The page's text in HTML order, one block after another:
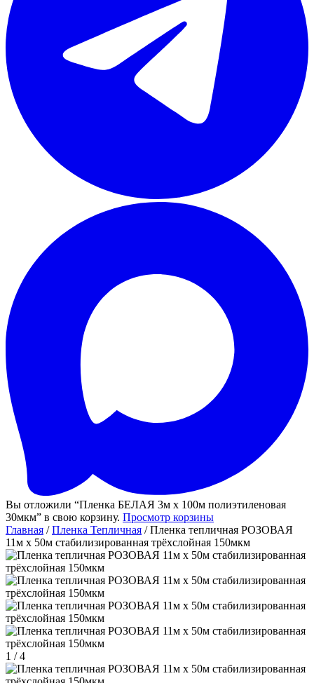
Вы отложили “Пленка БЕЛАЯ 3м х 100м полиэтиленовая
30мкм” в свою корзину. Просмотр корзины
Главная /Пленка Тепличная / Пленка тепличная РОЗОВАЯ
11м х 50м стабилизированная трёхслойная 150мкм
1 /4